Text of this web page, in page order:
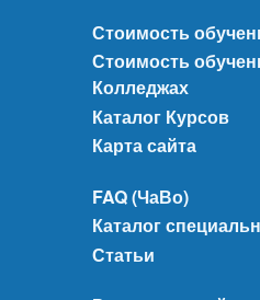
Стоимость
Стоимость
Колледжах
Каталог Курсов
Карта сайта
FAQ (ЧаВо)
Каталог
Статьи